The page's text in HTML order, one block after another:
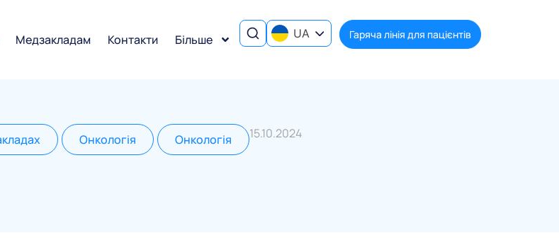
Медзакладам Контакти Більше UA Гаряча лінія для пацієнтів
Онкологія Онкологія 15.10.2024